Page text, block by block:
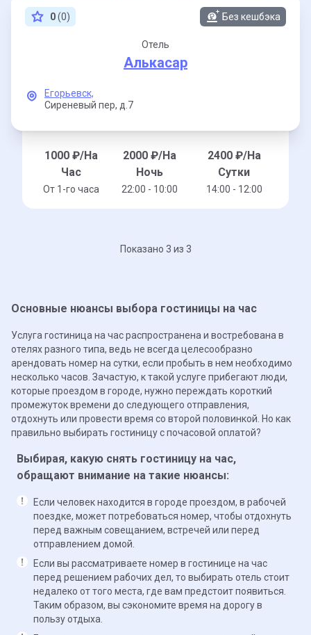
0(0) Без кешбэка
Отель
Алькасар
Егорьевск,
Сиреневый пер, д.7
1000₽/На
Час
От 1-го часа
2000 ₽/На
Ночь
22:00 - 10:00
2400₽/На
Сутки
14:00 - 12:00
Показано 3 из 3
Основные нюансы выбора гостиницы на час
Услуга гостиница на час распространена и востребована в
отелях разного типа, ведь не всегда целесообразно
арендовать номер на сутки, если пробыть в нем необходимо
несколько часов. Зачастую, к такой услуге прибегают люди,
которые проездом в городе, нужно переждать короткий
промежуток времени до следующего отправления,
отдохнуть или провести время со второй половинкой. Но как
правильно выбирать гостиницу с почасовой оплатой?
Выбирая, какую снять гостиницу на час,
обращают внимание на такие нюансы:
Если человек находится в городе проездом, в рабочей
поездке, может потребоваться номер, чтобы отдохнуть
перед важным совещанием, встречей или перед
отправлением домой.
Если вы рассматриваете номер в гостинице на час
перед решением рабочих дел, то выбирать отель стоит
недалеко от того места, где вам предстоит появиться.
Таким образом, вы сэкономите время на дорогу в
пользу отдыха.